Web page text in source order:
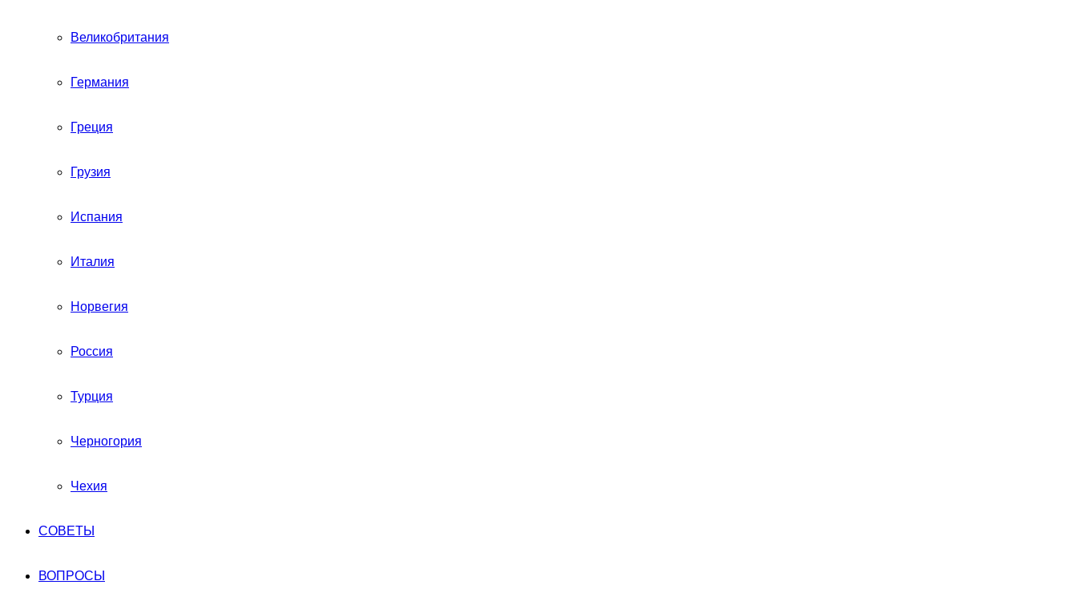
Великобритания
Германия
Греция
Грузия
Испания
Италия
Норвегия
Россия
Турция
Черногория
Чехия
СОВЕТЫ
ВОПРОСЫ